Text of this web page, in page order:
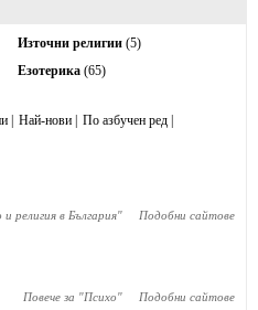
Източни религии (5)
Езотерика (65)
Най-нови
По азбучен ред
и религия в България" Подобни сайтове
Повече за "Психо" Подобни сайтове